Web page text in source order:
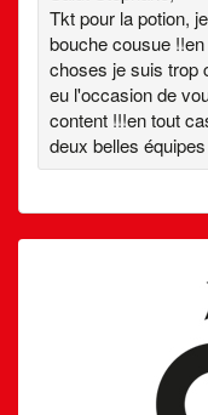
Tkt pour la potion,
bouche cousue
choses je suis trop
eu l'occasion de
content !!!en tout
deux belles